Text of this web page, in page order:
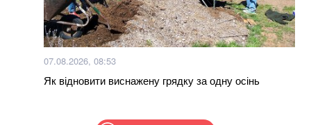
07.08.2026, 08:53
Як відновити виснажену грядку за одну осінь